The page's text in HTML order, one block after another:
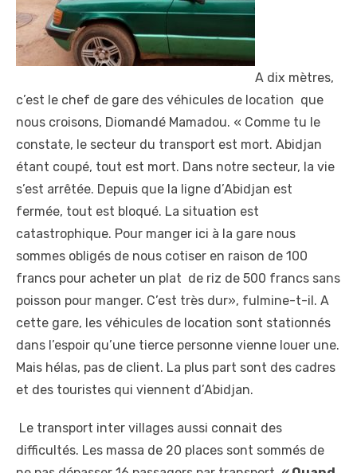
A dix mètres,
c’est le chef de gare des véhicules de location que
nous croisons, Diomandé Mamadou. « Comme tu le
constate, le secteur du transport est mort. Abidjan
étant coupé, tout est mort. Dans notre secteur, la vie
s’est arrêtée. Depuis que la ligne d’Abidjan est
fermée, tout est bloqué. La situation est
catastrophique. Pour manger ici à la gare nous
sommes obligés de nous cotiser en raison de 100
francs pour acheter un plat de riz de 500 francs sans
poisson pour manger. C’est très dur», fulmine-t-il. A
cette gare, les véhicules de location sont stationnés
dans l’espoir qu’une tierce personne vienne louer une.
Mais hélas, pas de client. La plus part sont des cadres
et des touristes qui viennent d’Abidjan.
Le transport inter villages aussi connait des
difficultés. Les massa de 20 places sont sommés de